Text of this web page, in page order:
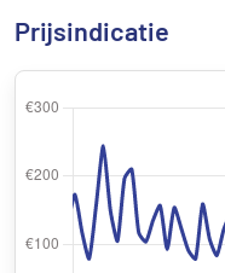
Prijsindicatie